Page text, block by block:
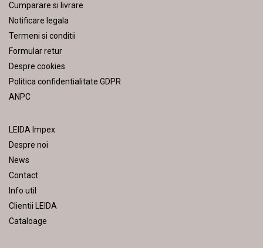
Cumparare si livrare
Notificare legala
Termeni si conditii
Formular retur
Despre cookies
Politica confidentialitate GDPR
ANPC
LEIDA Impex
Despre noi
News
Contact
Info util
Clientii LEIDA
Cataloage